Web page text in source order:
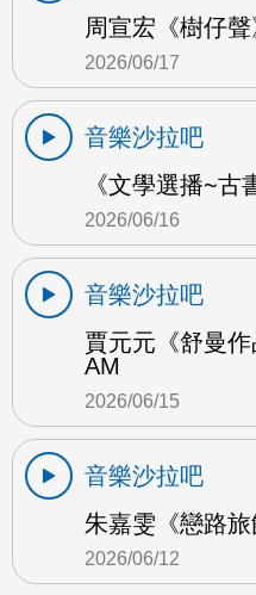
周宣宏《樹仔
2026/06/17
音樂沙拉吧
《文學選播~古
2026/06/16
音樂沙拉吧
賈元元《舒曼
AM
2026/06/15
音樂沙拉吧
朱嘉雯《戀路
2026/06/12